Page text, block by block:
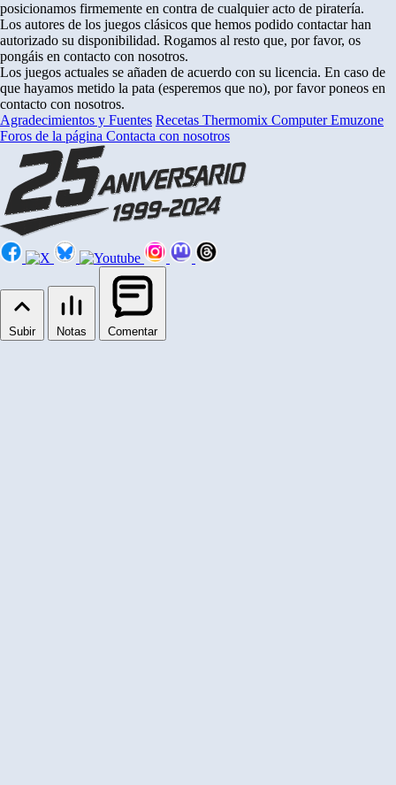
posicionamos firmemente en contra de cualquier acto de piratería.
Los autores de los juegos clásicos que hemos podido contactar han
autorizado su disponibilidad. Rogamos al resto que, por favor, os
pongáis en contacto con nosotros.
Los juegos actuales se añaden de acuerdo con su licencia. En caso de
que hayamos metido la pata (esperemos que no), por favor poneos en
contacto con nosotros.
Agradecimientos y Fuentes Recetas Thermomix Computer Emuzone
Foros de la página Contacta con nosotros
Subir Notas Comentar